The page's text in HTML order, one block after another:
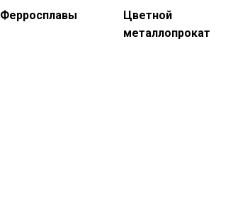
Ферросплавы
Цветной
металлопрокат